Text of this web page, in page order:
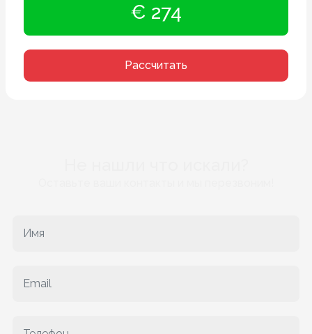
€ 274
Рассчитать